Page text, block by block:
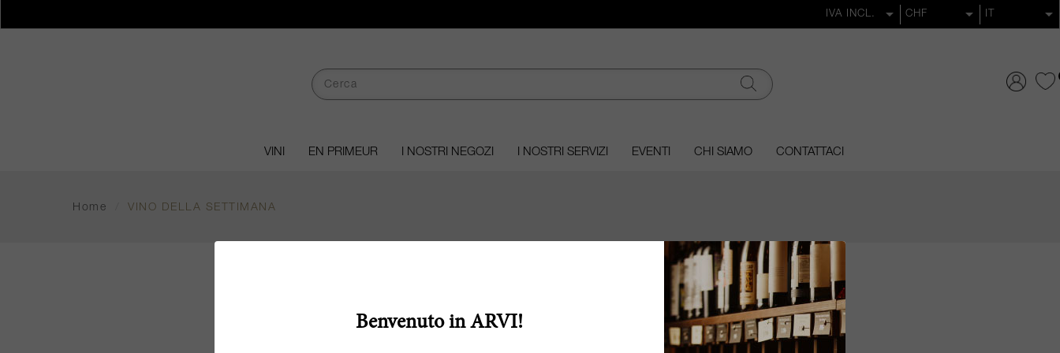
VINI EN PRIMEUR I NOSTRI NEGOZI I NOSTRI SERVIZI EVENTI CHI SIAMO CONTATTACI
Home VINO DELLA SETTIMANA
VINO DELLA SETTIMANA
Benvenuto in ARVI!